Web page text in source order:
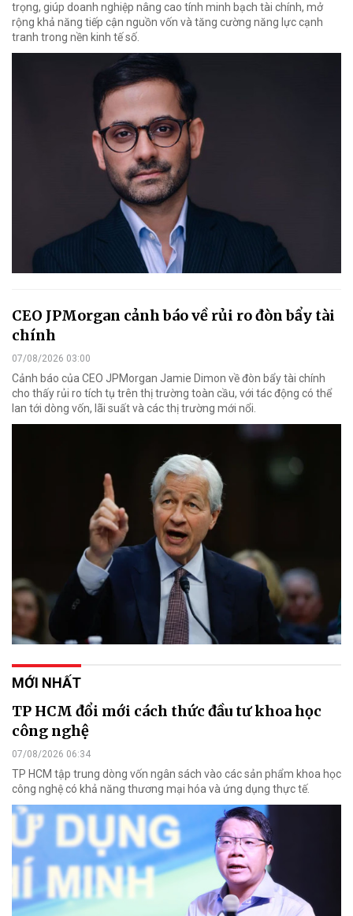
trọng, giúp doanh nghiệp nâng cao tính minh bạch tài chính, mở
rộng khả năng tiếp cận nguồn vốn và tăng cường năng lực cạnh
tranh trong nền kinh tế số.
CEO JPMorgan cảnh báo về rủi ro đòn bẩy tài
chính
07/08/2026 03:00
Cảnh báo của CEO JPMorgan Jamie Dimon về đòn bẩy tài chính
cho thấy rủi ro tích tụ trên thị trường toàn cầu, với tác động có thể
lan tới dòng vốn, lãi suất và các thị trường mới nổi.
MỚI NHẤT
TP HCM đổi mới cách thức đầu tư khoa học
công nghệ
07/08/2026 06:34
TP HCM tập trung dòng vốn ngân sách vào các sản phẩm khoa học
công nghệ có khả năng thương mại hóa và ứng dụng thực tế.